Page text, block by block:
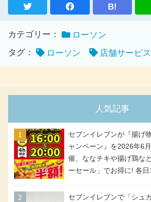
B!
カテゴリー：
ローソン
タグ：
ローソン 店舗サービス
人気記事
セブンイレブンが『揚げ
ャンペーン』を2026年6
催、ななチキや揚げ鶏な
ーセール」でお得に! 各
アメリカンドッグが税抜
セブンイレブンで「シュ